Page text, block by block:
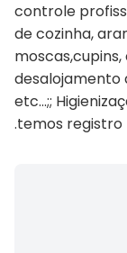
controle
de cozinha,
desalojamento
etc...;;
.temos registro